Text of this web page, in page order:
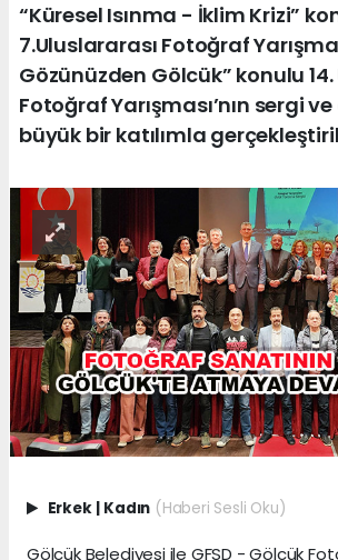
“Küresel Isınma - İklim Krizi”
7.Uluslararası Fotoğraf
Gözünüzden Gölcük” konulu
Fotoğraf Yarışması’nın sergi
büyük bir katılımla
Erkek | Kadın (Haberi Sesli Oku)
Gölcük Belediyesi ile GFSD - Gölcük